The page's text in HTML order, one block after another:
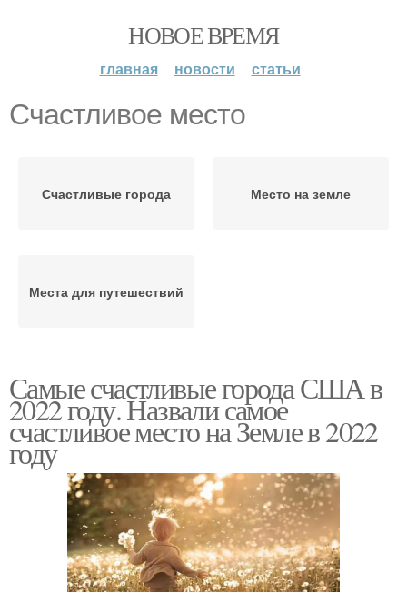
НОВОЕ ВРЕМЯ
главная новости статьи
Счастливое место
Счастливые города Место на земле
Места для путешествий
Самые счастливые города США в
2022 году. Назвали самое
счастливое место на Земле в 2022
году